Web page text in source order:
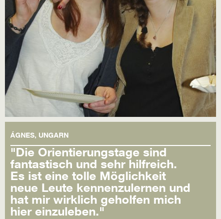
ÁGNES, UNGARN
"Die Orientierungstage sind
fantastisch und sehr hilfreich.
Es ist eine tolle Möglichkeit
neue Leute kennenzulernen und
hat mir wirklich geholfen mich
hier einzuleben."